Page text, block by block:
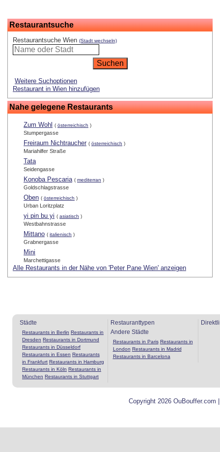
Restaurantsuche
Restaurantsuche Wien (Stadt wechseln)
Weitere Suchoptionen
Restaurant in Wien hinzufügen
Nahe gelegene Restaurants
Zum Wohl ( österreichisch )
Stumpergasse
Freiraum Nichtraucher ( österreichisch )
Mariahilfer Straße
Tata
Seidengasse
Konoba Pescaria ( mediterran )
Goldschlagstrasse
Oben ( österreichisch )
Urban Loritzplatz
yi pin bu yi ( asiatisch )
Westbahnstrasse
Mittano ( italienisch )
Grabnergasse
Mini
Marchettigasse
Alle Restaurants in der Nähe von 'Peter Pane Wien' anzeigen
Städte
Restaurants in Berlin Restaurants in
Dresden Restaurants in Dortmund
Restaurants in Düsseldorf
Restaurants in Essen Restaurants
in Frankfurt Restaurants in Hamburg
Restaurants in Köln Restaurants in
München Restaurants in Stuttgart
Restauranttypen
Andere Städte
Restaurants in Paris Restaurants in
London Restaurants in Madrid
Restaurants in Barcelona
Copyright 2026 OuBouffer.com